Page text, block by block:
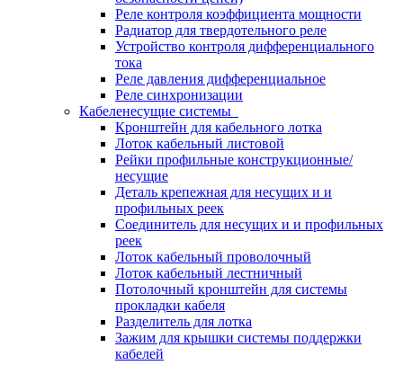
Реле контроля коэффициента мощности
Радиатор для твердотельного реле
Устройство контроля дифференциального
тока
Реле давления дифференциальное
Реле синхронизации
Кабеленесущие системы
Кронштейн для кабельного лотка
Лоток кабельный листовой
Рейки профильные конструкционные/
несущие
Деталь крепежная для несущих и и
профильных реек
Соединитель для несущих и и профильных
реек
Лоток кабельный проволочный
Лоток кабельный лестничный
Потолочный кронштейн для системы
прокладки кабеля
Разделитель для лотка
Зажим для крышки системы поддержки
кабелей